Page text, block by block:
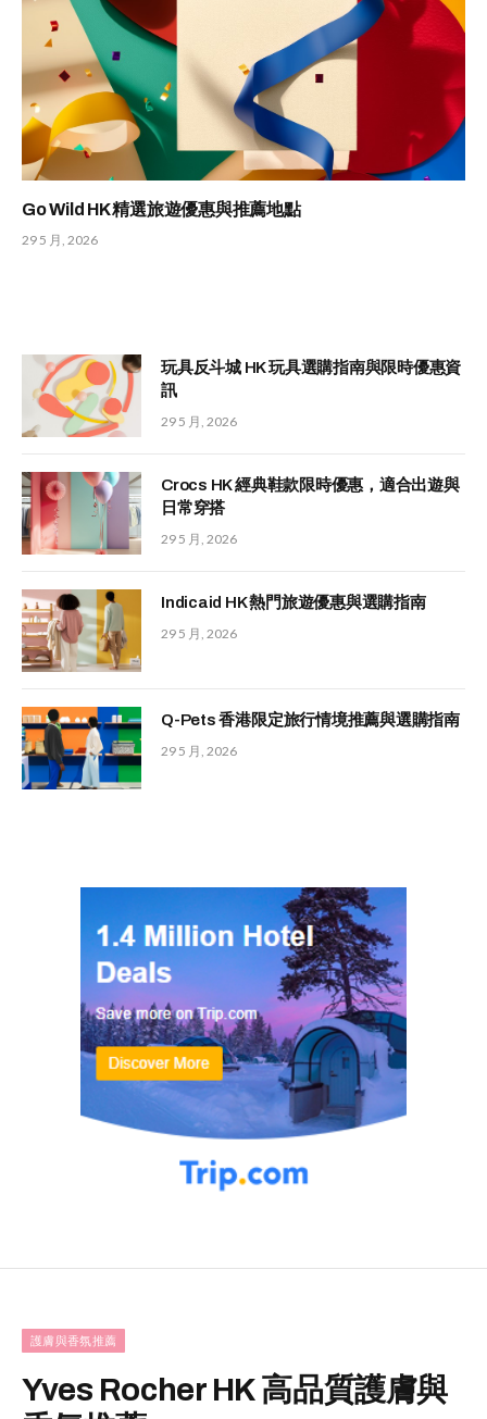
Go Wild HK 精選旅遊優惠與推薦地點
29 5 月, 2026
玩具反斗城 HK 玩具選購指南與限時優惠資
訊
29 5 月, 2026
Crocs HK 經典鞋款限時優惠，適合出遊與
日常穿搭
29 5 月, 2026
Indicaid HK 熱門旅遊優惠與選購指南
29 5 月, 2026
Q-Pets 香港限定旅行情境推薦與選購指南
29 5 月, 2026
護膚與香氛推薦
Yves Rocher HK 高品質護膚與